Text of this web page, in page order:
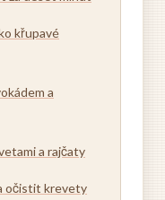
křupavé
a
a rajčaty
očistit krevety